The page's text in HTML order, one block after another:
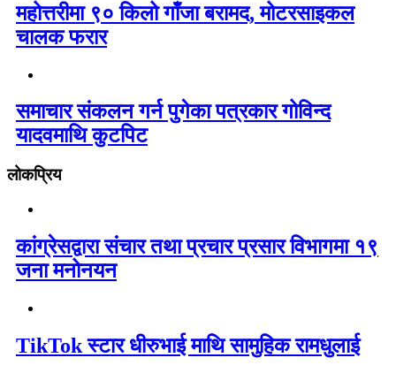
महोत्तरीमा ९० किलो गाँजा बरामद, मोटरसाइकल
चालक फरार
समाचार संकलन गर्न पुगेका पत्रकार गोविन्द
यादवमाथि कुटपिट
लोकप्रिय
कांग्रेसद्वारा संचार तथा प्रचार प्रसार विभागमा १९
जना मनोनयन
TikTok स्टार धीरुभाई माथि सामुहिक रामधुलाई